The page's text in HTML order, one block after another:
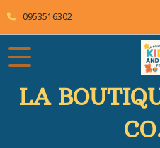
0953516302
LA
Fermer
FILTRES
Tous